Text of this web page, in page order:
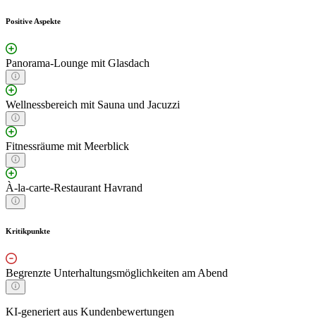
Positive Aspekte
Panorama-Lounge mit Glasdach
Wellnessbereich mit Sauna und Jacuzzi
Fitnessräume mit Meerblick
À-la-carte-Restaurant Havrand
Kritikpunkte
Begrenzte Unterhaltungsmöglichkeiten am Abend
KI-generiert aus Kundenbewertungen